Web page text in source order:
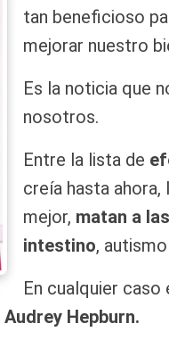
tan beneficioso
mejorar nuestro
Es la noticia que
nosotros.
Entre la lista de
creía hasta ahora,
mejor, matan a
intestino,
En cualquier caso
Audrey Hepburn.